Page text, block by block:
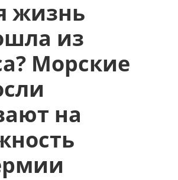
жизнь
из
Морские
на